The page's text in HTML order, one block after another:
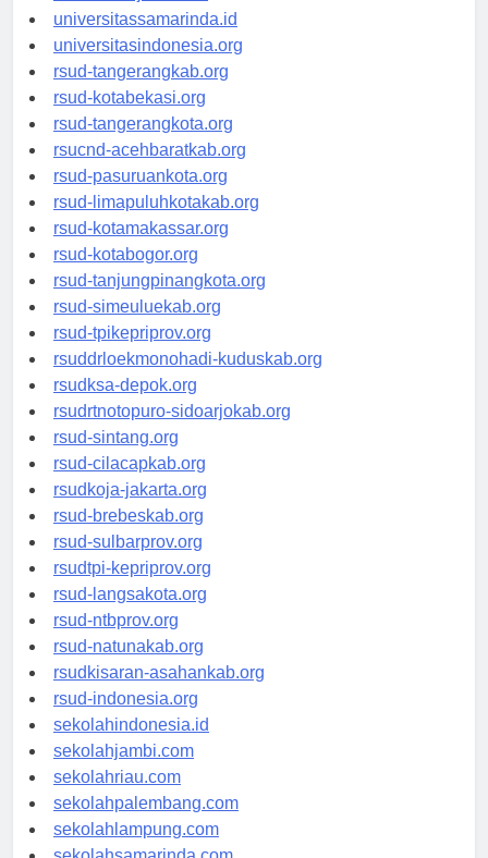
universitasjakarta.id
universitassamarinda.id
universitasindonesia.org
rsud-tangerangkab.org
rsud-kotabekasi.org
rsud-tangerangkota.org
rsucnd-acehbaratkab.org
rsud-pasuruankota.org
rsud-limapuluhkotakab.org
rsud-kotamakassar.org
rsud-kotabogor.org
rsud-tanjungpinangkota.org
rsud-simeuluekab.org
rsud-tpikepriprov.org
rsuddrloekmonohadi-kuduskab.org
rsudksa-depok.org
rsudrtnotopuro-sidoarjokab.org
rsud-sintang.org
rsud-cilacapkab.org
rsudkoja-jakarta.org
rsud-brebeskab.org
rsud-sulbarprov.org
rsudtpi-kepriprov.org
rsud-langsakota.org
rsud-ntbprov.org
rsud-natunakab.org
rsudkisaran-asahankab.org
rsud-indonesia.org
sekolahindonesia.id
sekolahjambi.com
sekolahriau.com
sekolahpalembang.com
sekolahlampung.com